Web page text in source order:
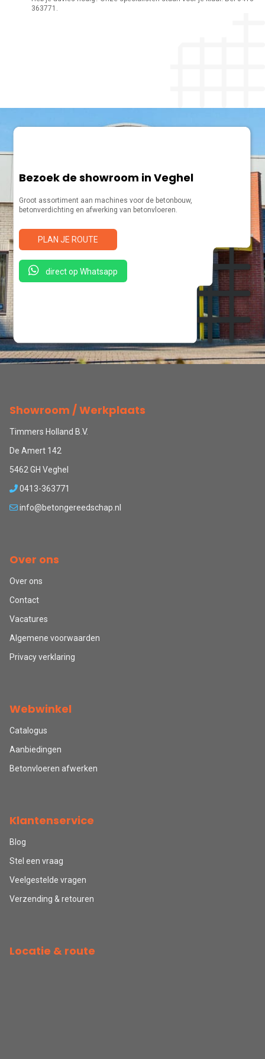
363771.
Bezoek de showroom in Veghel
Groot assortiment aan machines voor de betonbouw,
betonverdichting en afwerking van betonvloeren.
PLAN JE ROUTE
direct op Whatsapp
Showroom / Werkplaats
Timmers Holland B.V.
De Amert 142
5462 GH Veghel
0413-363771
info@betongereedschap.nl
Over ons
Over ons
Contact
Vacatures
Algemene voorwaarden
Privacy verklaring
Webwinkel
Catalogus
Aanbiedingen
Betonvloeren afwerken
Klantenservice
Blog
Stel een vraag
Veelgestelde vragen
Verzending & retouren
Locatie & route